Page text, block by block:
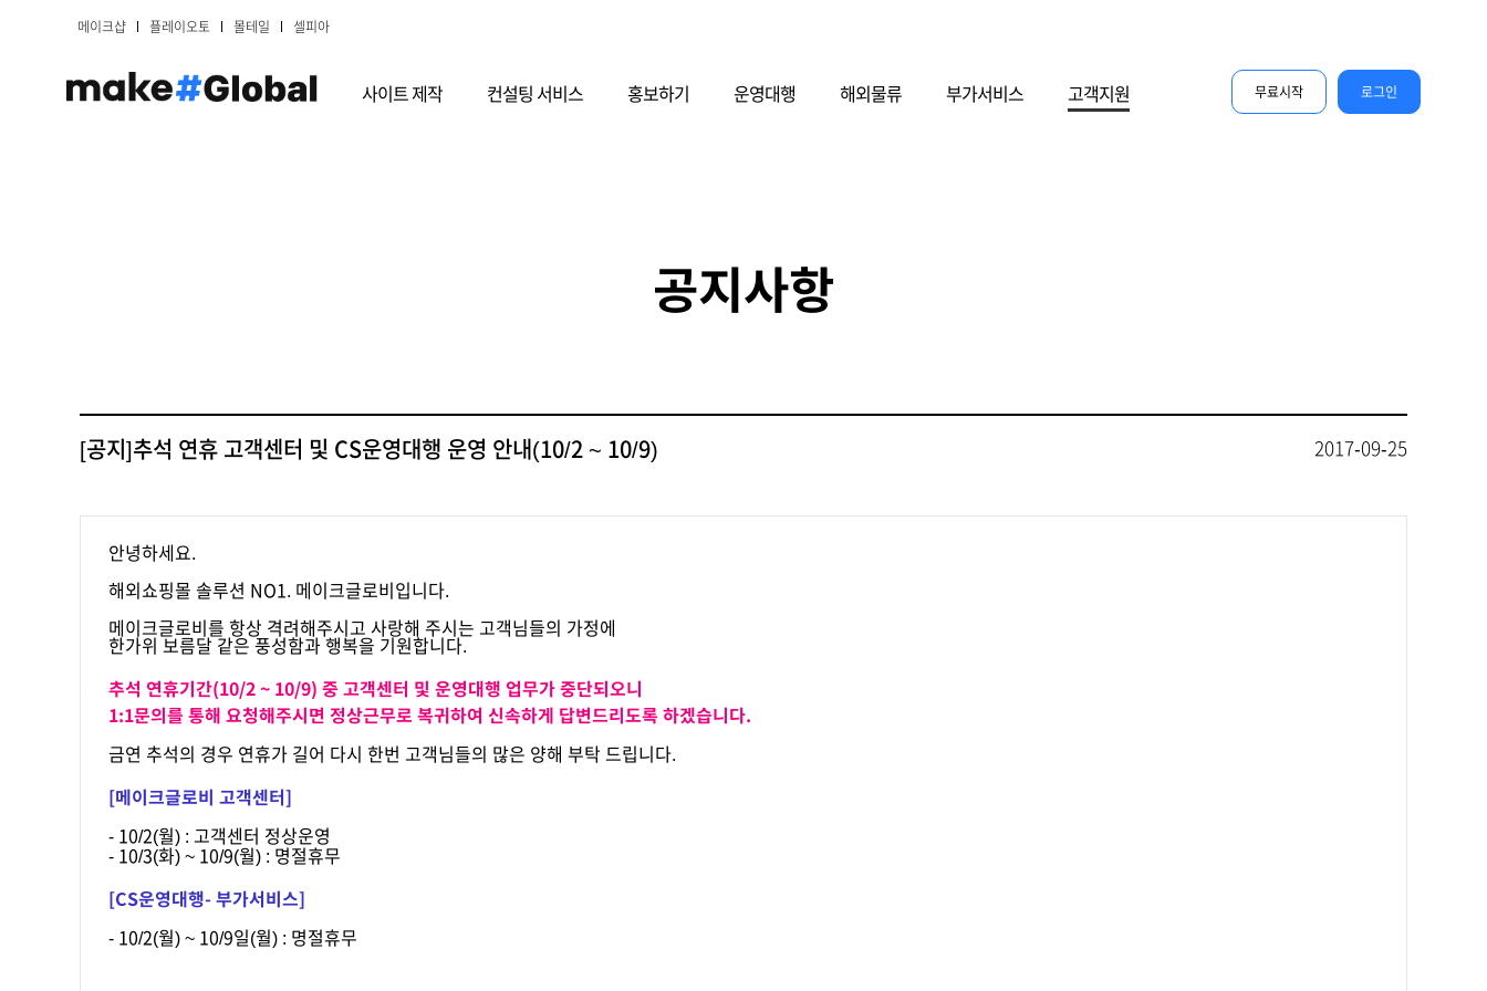
메이크샵 플레이오토 몰테일 셀피아
사이트 제작 컨설팅 서비스 홍보하기 운영대행 해외물류 부가서비스 고객지원 무료시작 로그인
공지사항
[공지]추석 연휴 고객센터 및 CS운영대행 운영 안내(10/2 ~ 10/9) 2017-09-25
안녕하세요.
해외쇼핑몰 솔루션 NO1. 메이크글로비입니다.
메이크글로비를 항상 격려해주시고 사랑해 주시는 고객님들의 가정에
한가위 보름달 같은 풍성함과 행복을 기원합니다.
추석 연휴기간(10/2 ~ 10/9) 중 고객센터 및 운영대행 업무가 중단되오니
1:1문의를 통해 요청해주시면 정상근무로 복귀하여 신속하게 답변드리도록 하겠습니다.
금연 추석의 경우 연휴가 길어 다시 한번 고객님들의 많은 양해 부탁 드립니다.
[메이크글로비 고객센터]
- 10/2(월) : 고객센터 정상운영
- 10/3(화) ~ 10/9(월) : 명절휴무
[CS운영대행- 부가서비스]
- 10/2(월) ~ 10/9일(월) : 명절휴무